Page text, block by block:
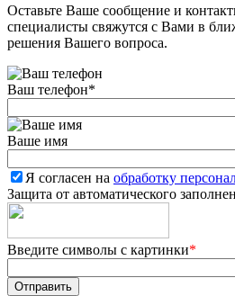
Оставьте Ваше сообщение и
специалисты свяжутся с Вами в
решения Вашего вопроса.
Ваш телефон*
Ваше имя
Я согласен на обработку
Защита от автоматического
Введите символы с картинки*